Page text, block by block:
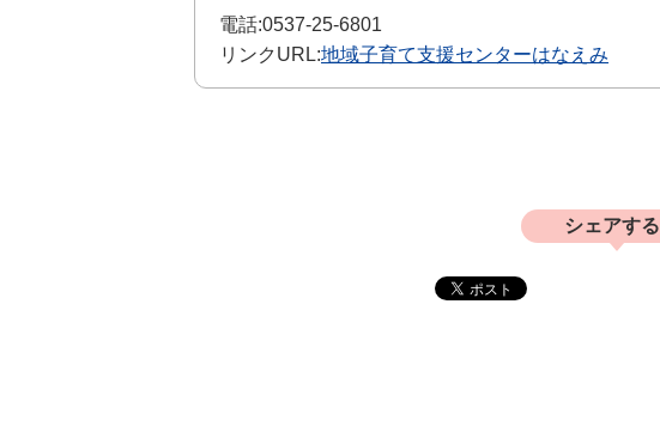
電話:0537-25-6801
リンクURL:地域子育て支援センターはなえみ
シェアする